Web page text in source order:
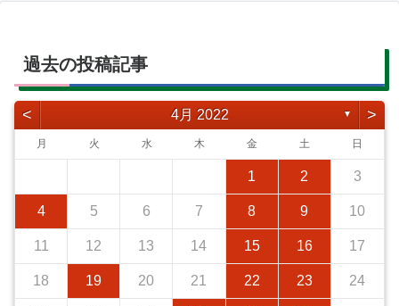
過去の投稿記事
< 4月 2022 ▼ >
月 火 水 木 金 土 日
1 2 3
4 5 6 7 8 9 10
11 12 13 14 15 16 17
18 19 20 21 22 23 24